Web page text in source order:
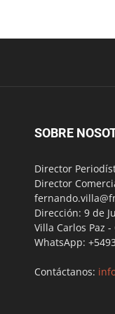
SOBRE
Director
Director
Dirección: 9 de
Villa Carlos Paz
WhatsApp:
Contáctanos: